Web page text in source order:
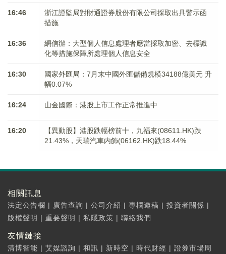
16:46
浙江證監局對財通證券股份有限公司採取出具警示函
措施
16:36
網信辦：大型個人信息處理者應當採取加密、去標識
化等措施保障所處理個人信息安全
16:30
國家外匯局：7月末中國外匯儲備規模34188億美元 升
幅0.07%
16:24 山金國際：港股上市工作正常推進中
16:20
【異動股】港股跌幅榜前十，九福來(08611.HK)跌
21.43%，天瑞汽車内飾(06162.HK)跌18.44%
相關訊息
法定公告欄 | 廣告查詢 | 公司介紹 | 專欄邀稿 | 投資者關係 |
版權聲明 | 重要聲明 | 私隱政策 | 聯絡我們
友情鏈接
清博智能 | 艾媒諮詢 | 和訊 | 新時空 | 時代財經 | 證券市場周